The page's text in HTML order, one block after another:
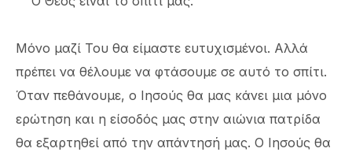
Μόνο μαζί Του θα είμαστε ευτυχισμένοι. Αλλά
πρέπει να θέλουμε να φτάσουμε σε αυτό το σπίτι.
Όταν πεθάνουμε, ο Ιησούς θα μας κάνει μια μόνο
ερώτηση και η είσοδός μας στην αιώνια πατρίδα
θα εξαρτηθεί από την απάντησή μας. Ο Ιησούς θα